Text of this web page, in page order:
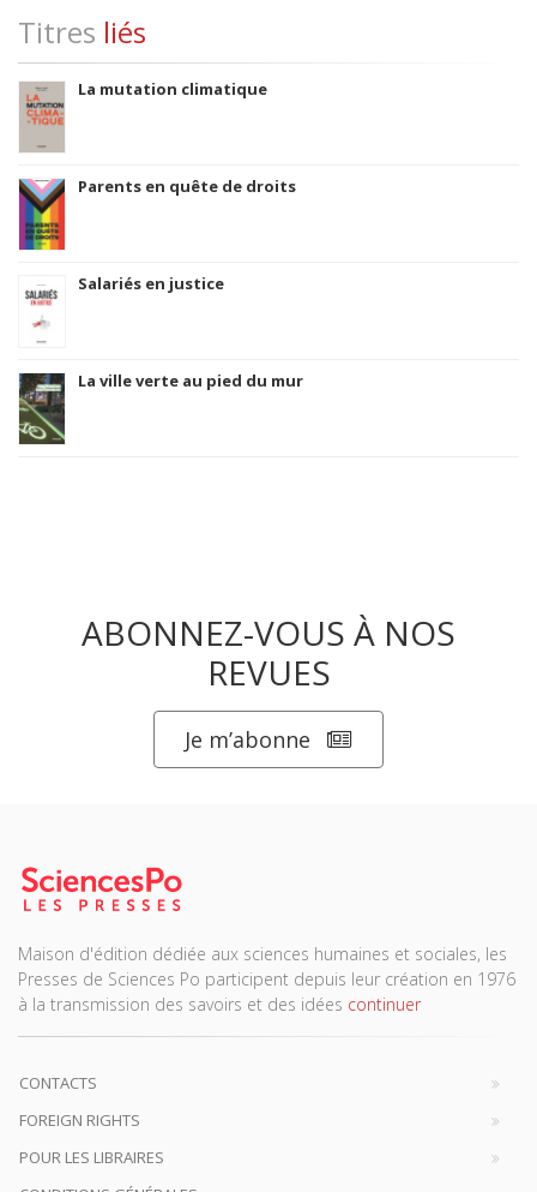
Titres liés
La mutation climatique
Parents en quête de droits
Salariés en justice
La ville verte au pied du mur
ABONNEZ-VOUS À NOS
REVUES
Je m’abonne
Maison d'édition dédiée aux sciences humaines et sociales, les
Presses de Sciences Po participent depuis leur création en 1976
à la transmission des savoirs et des idées continuer
CONTACTS
FOREIGN RIGHTS
POUR LES LIBRAIRES